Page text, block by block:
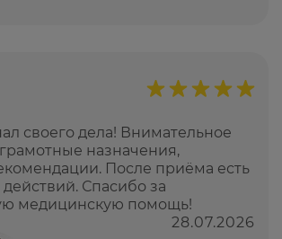
своего дела! Внимательное
назначения,
После приёма есть
Спасибо за
медицинскую помощь!
28.07.2026